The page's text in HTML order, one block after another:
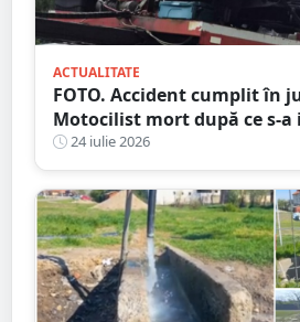
ACTUALITATE
FOTO. Accident cumplit în
Motocilist mort după ce s-a
copac și un microbuz
24 iulie 2026